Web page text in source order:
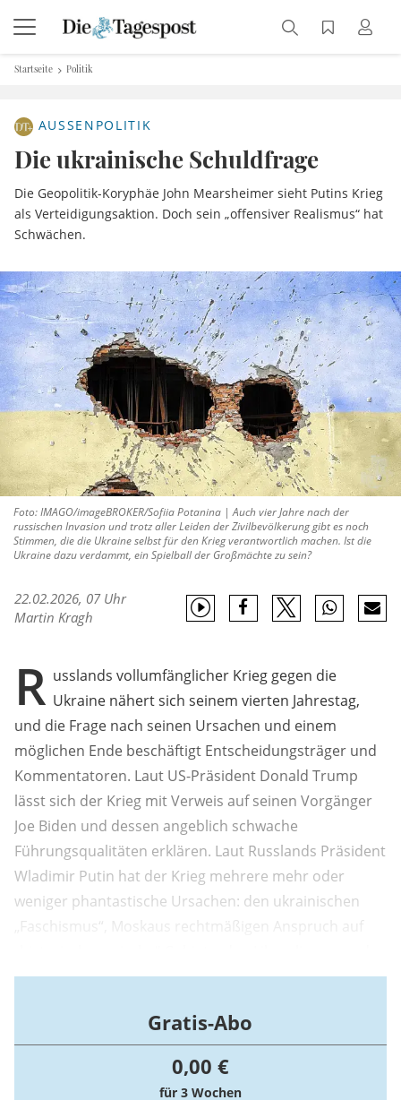
Startseite Politik
AUSSENPOLITIK
Die ukrainische Schuldfrage
Die Geopolitik-Koryphäe John Mearsheimer sieht Putins Krieg
als Verteidigungsaktion. Doch sein „offensiver Realismus“ hat
Schwächen.
Foto: IMAGO/imageBROKER/Sofiia Potanina | Auch vier Jahre nach der
russischen Invasion und trotz aller Leiden der Zivilbevölkerung gibt es noch
Stimmen, die die Ukraine selbst für den Krieg verantwortlich machen. Ist die
Ukraine dazu verdammt, ein Spielball der Großmächte zu sein?
22.02.2026, 07 Uhr
Martin Kragh
R usslands vollumfänglicher Krieg gegen die
Ukraine nähert sich seinem vierten Jahrestag,
und die Frage nach seinen Ursachen und einem
möglichen Ende beschäftigt Entscheidungsträger und
Kommentatoren. Laut US-Präsident Donald Trump
lässt sich der Krieg mit Verweis auf seinen Vorgänger
Joe Biden und dessen angeblich schwache
Führungsqualitäten erklären. Laut Russlands Präsident
Wladimir Putin hat der Krieg mehrere mehr oder
weniger phantastische Ursachen: den ukrainischen
„Faschismus“, Moskaus rechtmäßigen Anspruch auf
die Bedrohung Russlands durch die NATO.
Gratis-Abo
0,00 €
für 3 Wochen